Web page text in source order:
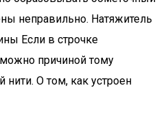
неправильно. Натяжитель
Если в строчке
причиной тому
нити. О том, как устроен